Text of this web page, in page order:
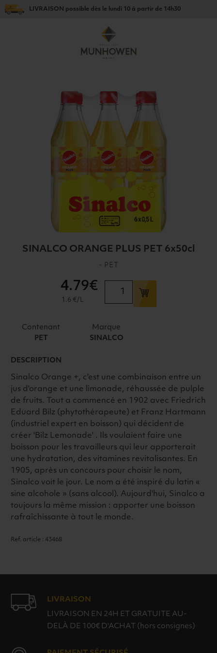
LIVRAISON possible dès le lundi 10 à partir de 14h30
SINALCO ORANGE PLUS PET 6x50cl
- PET
SINALCO
PLUS
4.79€
1.6 €/L
Contenant
PET
Marque
SINALCO
DESCRIPTION
Sinalco Orange +, c'est une combinaison entre un
jus d'orange et une limonade, réhaussée de pulple
de fruits. Tout a commencé en 1902 avec Friedrich
Eduard Bilz (phytothérapeute) et Franz Hartmann
(industriel expert en boisson) qui décident de
créer 'Bilz Lemonade' . Ils voulaient faire une
boisson pour les travailleurs qui leur apporterait
une hydratation, des vitamines revitalisantes. En
1905, après un concours pour choisir le nom,
Sinalco voit le jour. Le nom a été inspiré du latin «
sine alcohole » (sans alcool). Aujourd'hui, Sinalco a
toujours la même mission : apporter une boisson
rafraîchissante à tout le monde.
Ref. article : 43468
LIVRAISON
LIVRAISON EN 24H ET GRATUITE AU-
DELÀ DE 100€ D'ACHAT (hors consignes)